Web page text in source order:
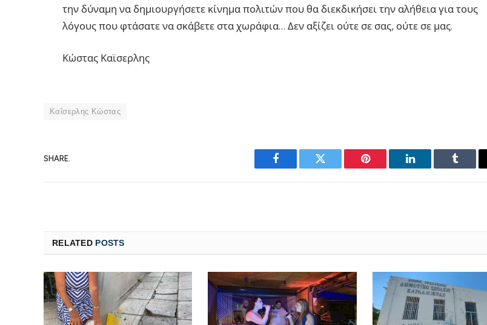
την δύναμη να δημιουργήσετε κίνημα πολιτών που θα διεκδικήσει την αλήθεια για τους
λόγους που φτάσατε να σκάβετε στα χωράφια… Δεν αξίζει ούτε σε σας, ούτε σε μας.
Κώστας Καϊσερλης
Καΐσερλης Κώστας
SHARE.
Facebook Twitter Pinterest LinkedIn Tumblr
RELATED POSTS